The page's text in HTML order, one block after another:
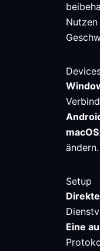
macOS
ändern.
Setup
Eine